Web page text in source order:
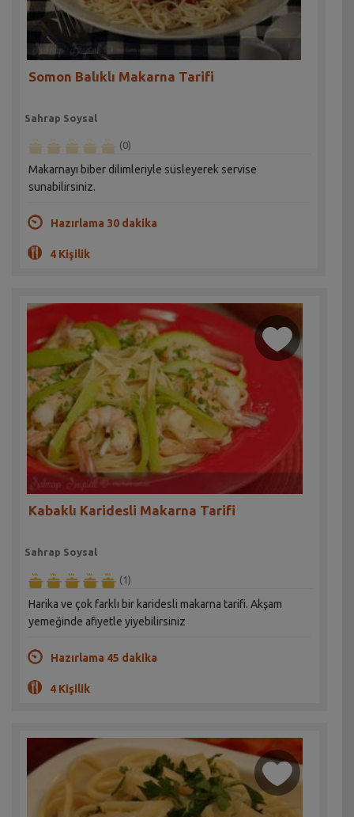
Somon Balıklı Makarna Tarifi
Sahrap Soysal
(0)
Makarnayı biber dilimleriyle süsleyerek servise
sunabilirsiniz.
Hazırlama 30 dakika
4 Kişilik
Kabaklı Karidesli Makarna Tarifi
Sahrap Soysal
(1)
Harika ve çok farklı bir karidesli makarna tarifi. Akşam
yemeğinde afiyetle yiyebilirsiniz
Hazırlama 45 dakika
4 Kişilik